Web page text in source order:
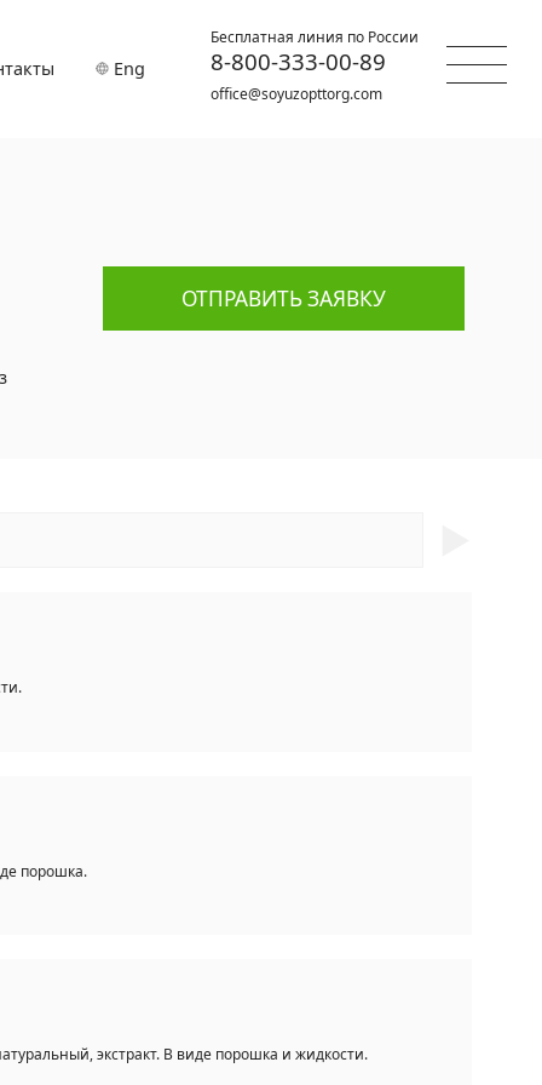
ОТПРАВИТЬ ЗАЯВКУ
порошка.
экстракт. В виде порошка и жидкости.
Eng
Бесплатная линия по России
8-800-333-00-89
office@soyuzopttorg.com